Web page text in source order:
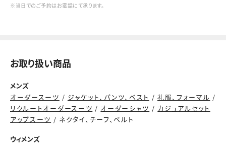
※当日でのご予約はお電話にて承ります。
お取り扱い商品
メンズ
オーダースーツ / ジャケット、パンツ、ベスト / 礼服、フォーマル /
リクルートオーダースーツ / オーダーシャツ / カジュアルセット
アップスーツ / ネクタイ、チーフ、ベルト
ウィメンズ